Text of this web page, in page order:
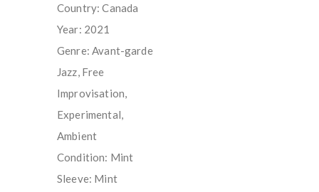
Country: Canada
Year: 2021
Genre: Avant-garde
Jazz, Free
Improvisation,
Experimental,
Ambient
Condition: Mint
Sleeve: Mint